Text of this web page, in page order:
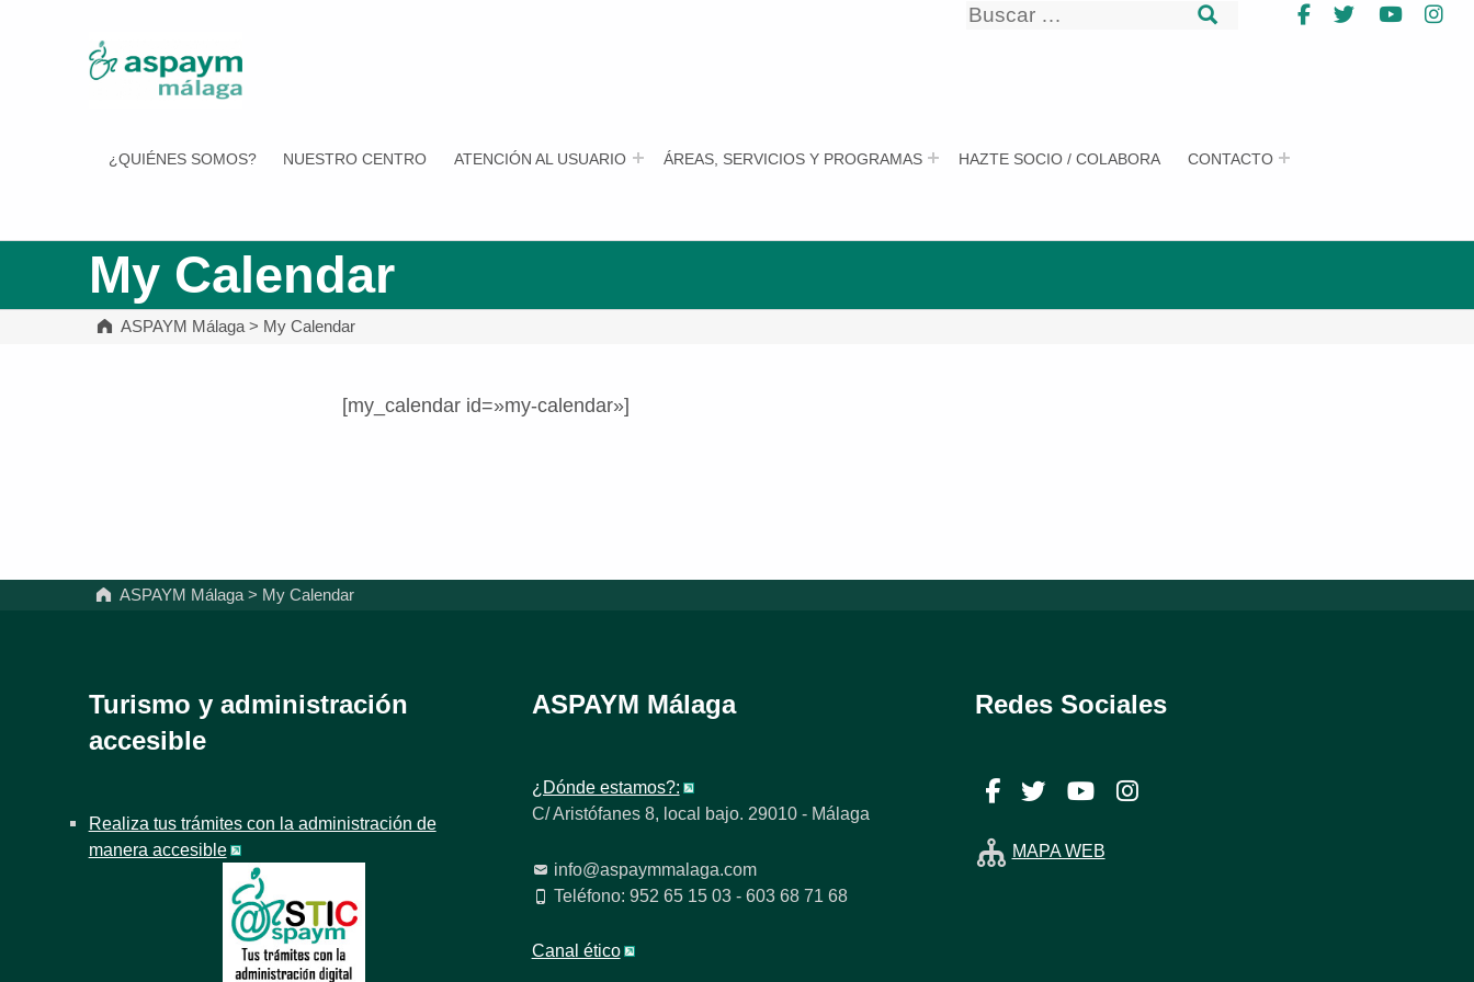
¿QUIÉNES SOMOS? NUESTRO CENTRO ATENCIÓN AL USUARIO ÁREAS, SERVICIOS Y PROGRAMAS HAZTE SOCIO / COLABORA CONTACTO
Buscar
Facebook
Twitter
My Calendar
ASPAYM Málaga > My Calendar
[my_calendar id=»my-calendar»]
Volver a la navegación principal
ASPAYM Málaga> My Calendar
Turismo y administración
accesible
Realiza tus trámites con la administración de
manera accesible
ASPAYM Málaga
¿Dónde estamos?:
C/ Aristófanes 8, local bajo. 29010 - Málaga
info@aspaymmalaga.com
Teléfono: 952 65 15 03 - 603 68 71 68
Canal ético
Redes Sociales
Facebook
TwitterYouTube
Instagram
MAPA WEB